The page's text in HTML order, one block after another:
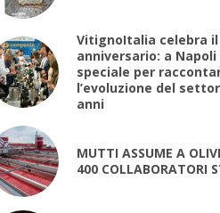
VitignoItalia celebra il
anniversario: a Napoli
speciale per
l’evoluzione del
anni
MUTTI ASSUME A
400 COLLABORATORI